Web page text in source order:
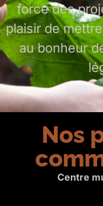
force des
plaisir de
au bonheur
Nos
Centre